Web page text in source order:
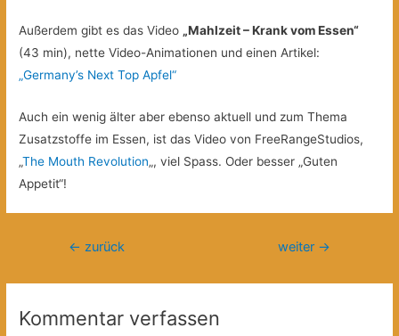
Außerdem gibt es das Video „Mahlzeit – Krank vom Essen“
(43 min), nette Video-Animationen und einen Artikel:
„Germany’s Next Top Apfel“
Auch ein wenig älter aber ebenso aktuell und zum Thema
Zusatzstoffe im Essen, ist das Video von FreeRangeStudios,
„The Mouth Revolution„, viel Spass. Oder besser „Guten
Appetit“!
Beitragsnavigation
← zurück weiter →
Kommentar verfassen